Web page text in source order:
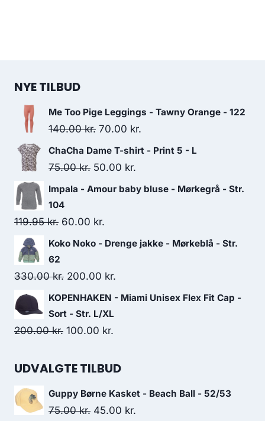
NYE TILBUD
Me Too Pige Leggings - Tawny Orange - 122
140.00kr. Original
price
was:
70.00 kr.
price
ChaCha Dame T-shirt - Print 5 - L
75.00kr. Original
price
75.00 kr..
50.00 kr.
price
Impala - Amour baby bluse - Mørkegrå - Str.
104
119.95kr. Original
price
119.95 kr..
60.00 kr.
price
60.00 kr..
Koko Noko - Drenge jakke - Mørkeblå - Str.
62
330.00kr. Original
price
was:
330.00 kr..
200.00 kr.
price
KOPENHAKEN - Miami Unisex Flex Fit Cap -
Sort - Str. L/XL
200.00kr. Original
was:
100.00 kr.
is:
UDVALGTE TILBUD
Guppy Børne Kasket - Beach Ball - 52/53
75.00kr. Original
45.00 kr.